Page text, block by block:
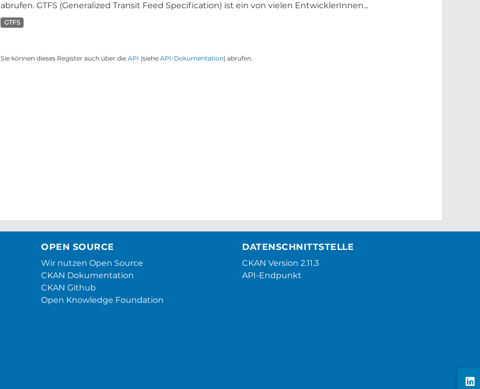
abrufen. GTFS (Generalized Transit Feed Specification) ist ein von vielen EntwicklerInnen...
GTFS
Sie können dieses Register auch über die API (siehe API-Dokumentation) abrufen.
OPEN SOURCE
Wir nutzen Open Source
CKAN Dokumentation
CKAN Github
Open Knowledge Foundation
DATENSCHNITTSTELLE
CKAN Version 2.11.3
API-Endpunkt